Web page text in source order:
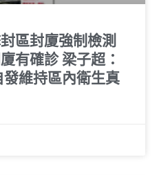
區封廈強制檢測
有確診 梁子超：
維持區內衛生真